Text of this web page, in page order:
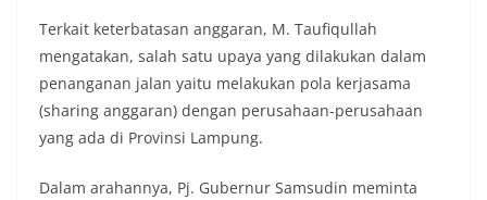
Terkait keterbatasan anggaran, M. Taufiqullah
mengatakan, salah satu upaya yang dilakukan dalam
penanganan jalan yaitu melakukan pola kerjasama
(sharing anggaran) dengan perusahaan-perusahaan
yang ada di Provinsi Lampung.
Dalam arahannya, Pj. Gubernur Samsudin meminta